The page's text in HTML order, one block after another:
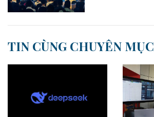
TIN CÙNG CHUYÊN MỤC